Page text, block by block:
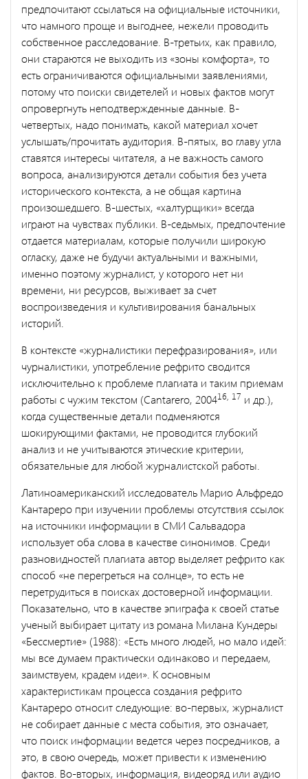
предпочитают ссылаться на официальные источники,
что намного проще и выгоднее, нежели проводить
собственное расследование. В-третьих, как правило,
они стараются не выходить из «зоны комфорта», то
есть ограничиваются официальными заявлениями,
потому что поиски свидетелей и новых фактов могут
опровергнуть неподтвержденные данные. В-
четвертых, надо понимать, какой материал хочет
услышать/прочитать аудитория. В-пятых, во главу угла
ставятся интересы читателя, а не важность самого
вопроса, анализируются детали события без учета
исторического контекста, а не общая картина
произошедшего. В-шестых, «халтурщики» всегда
играют на чувствах публики. В-седьмых, предпочтение
отдается материалам, которые получили широкую
огласку, даже не будучи актуальными и важными,
именно поэтому журналист, у которого нет ни
времени, ни ресурсов, выживает за счет
воспроизведения и культивирования банальных
историй.
В контексте «журналистики перефразирования», или
чурналистики, употребление рефрито сводится
исключительно к проблеме плагиата и таким приемам
работы с чужим текстом (Cantarero, 200416, 17 и др.),
когда существенные детали подменяются
шокирующими фактами, не проводится глубокий
анализ и не учитываются этические критерии,
обязательные для любой журналистской работы.
Латиноамериканский исследователь Марио Альфредо
Кантареро при изучении проблемы отсутствия ссылок
на источники информации в СМИ Сальвадора
использует оба слова в качестве синонимов. Среди
разновидностей плагиата автор выделяет рефрито как
способ «не перегреться на солнце», то есть не
перетрудиться в поисках достоверной информации.
Показательно, что в качестве эпиграфа к своей статье
ученый выбирает цитату из романа Милана Кундеры
«Бессмертие» (1988): «Есть много людей, но мало идей:
мы все думаем практически одинаково и передаем,
заимствуем, крадем идеи». К основным
характеристикам процесса создания рефрито
Кантареро относит следующие: во-первых, журналист
не собирает данные с места события, это означает,
что поиск информации ведется через посредников, а
это, в свою очередь, может привести к изменению
фактов. Во-вторых, информация, видеоряд или аудио